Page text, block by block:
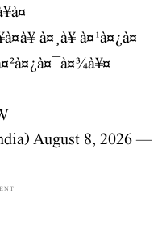
à¤¸à¥ à¤¹à¤¿à¤
— Congress (@INCIndia)
August 8, 2026